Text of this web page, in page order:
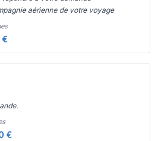
aérienne de votre voyage
€
€